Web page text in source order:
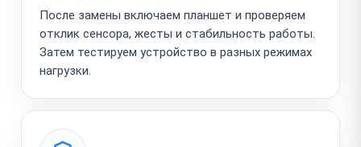
После замены включаем планшет и проверяем
отклик сенсора, жесты и стабильность работы.
Затем тестируем устройство в разных режимах
нагрузки.